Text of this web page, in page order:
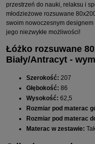
przestrzeń do nauki, relaksu i
młodzieżowe rozsuwane
swoim nowoczesnym
jego niezwykłe możliwości!
Łóżko rozsuwane
Biały/Antracyt -
Szerokość: 207
Głębokość: 86
Wysokość: 62,5
Rozmiar pod materac
Rozmiar pod materac
Materac w zestawie: